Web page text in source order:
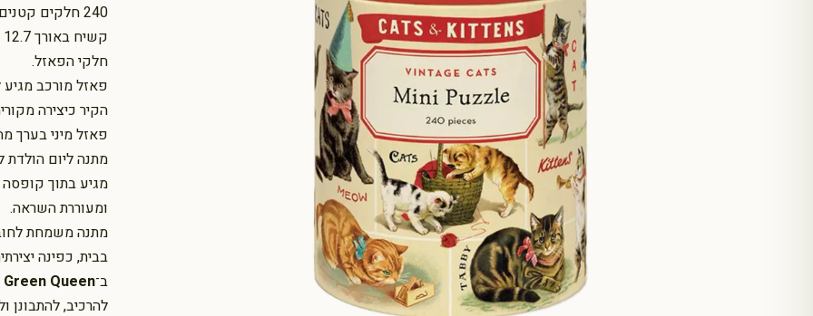
240 חלקים
חלקי הפאזל.
הקיר כיצירה
פאזל מיני בערך
מתנה ליום הולדת
מגיע בתוך קופסה
ומעוררת השראה.
מתנה משמחת
בבית, כפינה
ב־Green Queen
להרכיב, להתבונן